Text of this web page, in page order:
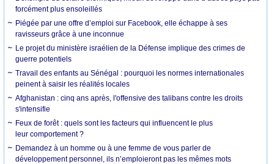
forcément plus ensoleillés
Piégée par une offre d’emploi sur Facebook, elle échappe à ses
ravisseurs grâce à une inconnue
Le projet du ministère israélien de la Défense implique des crimes de
guerre potentiels
Travail des enfants au Sénégal : pourquoi les normes internationales
peinent à saisir les réalités locales
Afghanistan : cinq ans après, l'offensive des talibans contre les droits
s'intensifie
Feux de forêt : quels sont les facteurs qui influencent le plus
leur comportement ?
Demandez à un homme ou à une femme de vous parler de
développement personnel, ils n’emploieront pas les mêmes mots